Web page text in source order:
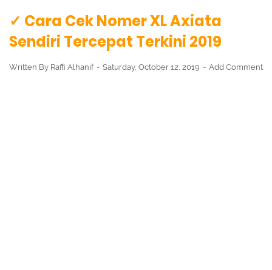
✓ Cara Cek Nomer XL Axiata
Sendiri Tercepat Terkini 2019
Written By Raffi Alhanif Saturday, October 12, 2019 Add Comment